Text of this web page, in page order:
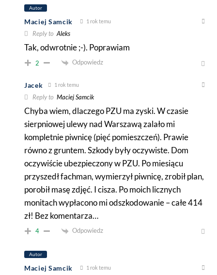
Autor
Maciej Samcik 1 rok temu
Reply to Aleks
Tak, odwrotnie ;-). Poprawiam
2 Odpowiedz
Jacek 1 rok temu
Reply to Maciej Samcik
Chyba wiem, dlaczego PZU ma zyski. W czasie
sierpniowej ulewy nad Warszawą zalało mi
kompletnie piwnicę (pięć pomieszczeń). Prawie
równo z gruntem. Szkody były oczywiste. Dom
oczywiście ubezpieczony w PZU. Po miesiącu
przyszedł fachman, wymierzył piwnicę, zrobił plan,
porobił masę zdjęć. I cisza. Po moich licznych
monitach wypłacono mi odszkodowanie – całe 414
zł! Bez komentarza…
4 Odpowiedz
Autor
Maciej Samcik 1 rok temu